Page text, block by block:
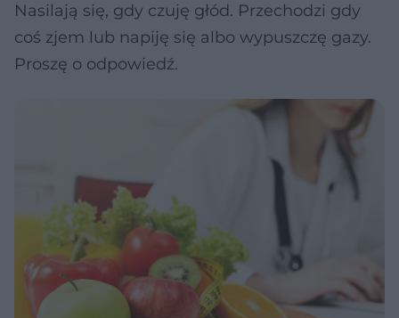
Nasilają się, gdy czuję głód. Przechodzi gdy
coś zjem lub napiję się albo wypuszczę gazy.
Proszę o odpowiedź.